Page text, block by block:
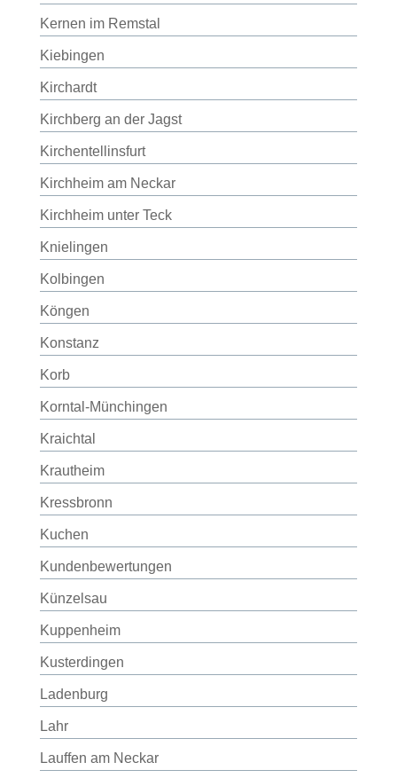
Kernen im Remstal
Kiebingen
Kirchardt
Kirchberg an der Jagst
Kirchentellinsfurt
Kirchheim am Neckar
Kirchheim unter Teck
Knielingen
Kolbingen
Köngen
Konstanz
Korb
Korntal-Münchingen
Kraichtal
Krautheim
Kressbronn
Kuchen
Kundenbewertungen
Künzelsau
Kuppenheim
Kusterdingen
Ladenburg
Lahr
Lauffen am Neckar